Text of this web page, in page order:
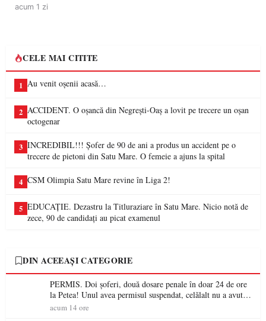
acum 1 zi
CELE MAI CITITE
1 Au venit oșenii acasă…
2 ACCIDENT. O oșancă din Negrești-Oaș a lovit pe trecere un oșan
octogenar
3 INCREDIBIL!!! Șofer de 90 de ani a produs un accident pe o
trecere de pietoni din Satu Mare. O femeie a ajuns la spital
4 CSM Olimpia Satu Mare revine în Liga 2!
5 EDUCAȚIE. Dezastru la Titluraziare în Satu Mare. Nicio notă de
zece, 90 de candidați au picat examenul
DIN ACEEAȘI CATEGORIE
PERMIS. Doi șoferi, două dosare penale în doar 24 de ore
la Petea! Unul avea permisul suspendat, celălalt nu a avut
niciodată permis
acum 14 ore